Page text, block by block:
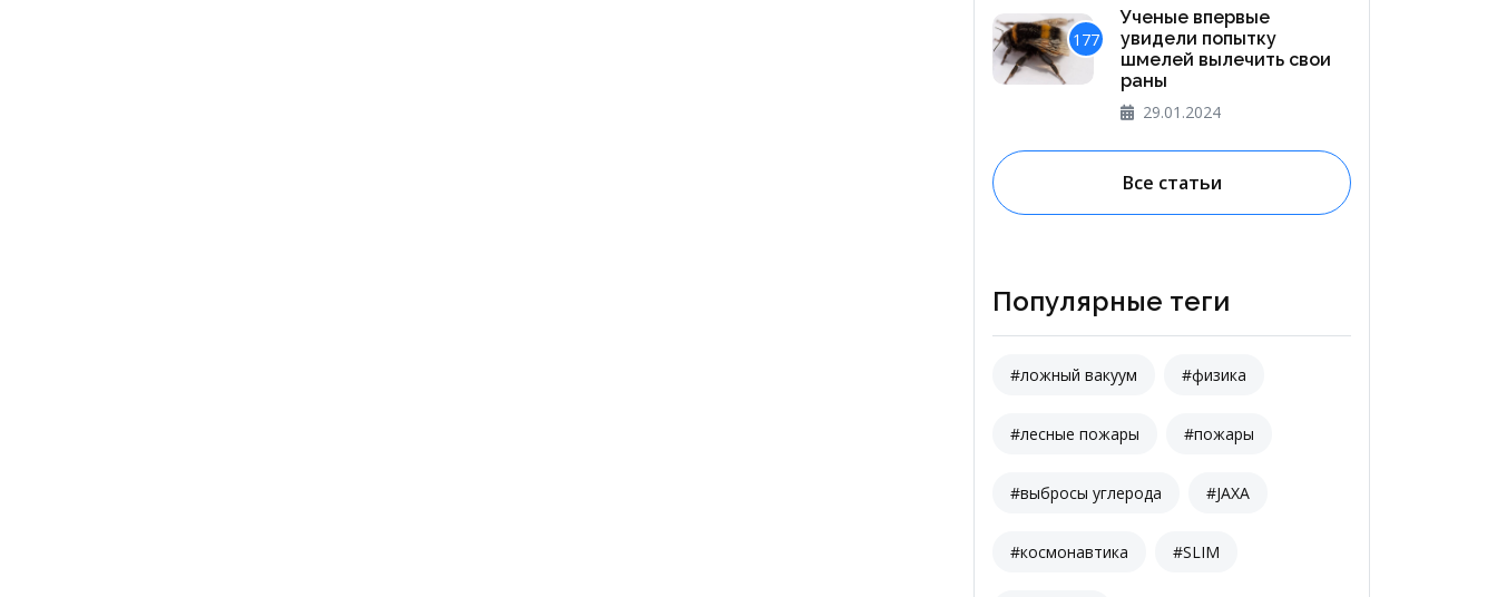
177
Ученые впервые
увидели попытку
шмелей вылечить свои
раны
29.01.2024
Все статьи
Популярные теги
#ложный вакуум #физика
#лесные пожары #пожары
#выбросы углерода #JAXA
#космонавтика #SLIM